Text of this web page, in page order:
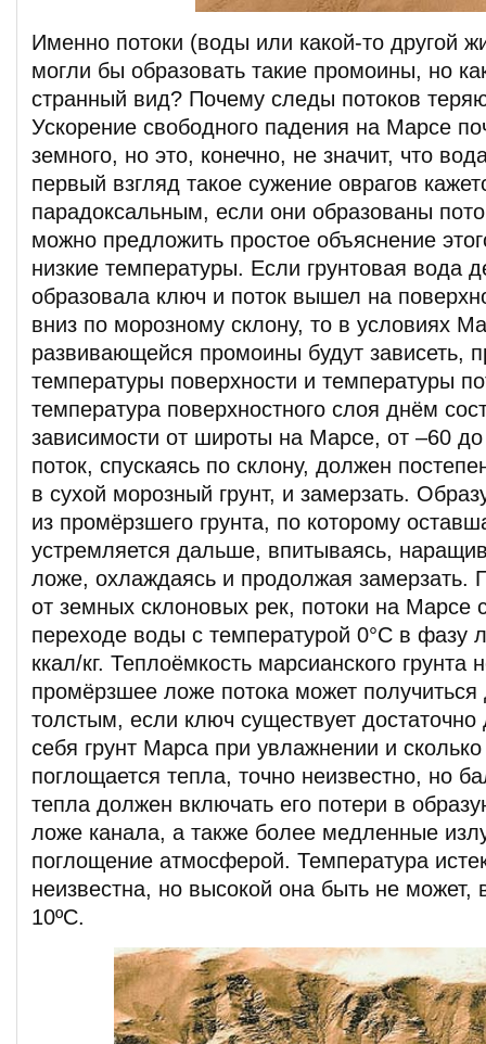
Именно потоки (воды или какой-то другой
могли бы образовать такие промоины, но
странный вид? Почему следы потоков
Ускорение свободного падения на Марсе
земного, но это, конечно, не значит, что
первый взгляд такое сужение оврагов
парадоксальным, если они образованы
можно предложить простое объяснение
низкие температуры. Если грунтовая вода
образовала ключ и поток вышел на
вниз по морозному склону, то в условиях
развивающейся промоины будут зависеть,
температуры поверхности и температуры
температура поверхностного слоя днём
зависимости от широты на Марсе, от –60
поток, спускаясь по склону, должен
в сухой морозный грунт, и замерзать.
из промёрзшего грунта, по которому
устремляется дальше, впитываясь,
ложе, охлаждаясь и продолжая замерзать.
от земных склоновых рек, потоки на Марсе
переходе воды с температурой 0°С в фазу
ккал/кг. Теплоёмкость марсианского грунта
промёрзшее ложе потока может получиться
толстым, если ключ существует достаточно
себя грунт Марса при увлажнении и
поглощается тепла, точно неизвестно, но
тепла должен включать его потери в
ложе канала, а также более медленные
поглощение атмосферой. Температура
неизвестна, но высокой она быть не может,
10ºС.